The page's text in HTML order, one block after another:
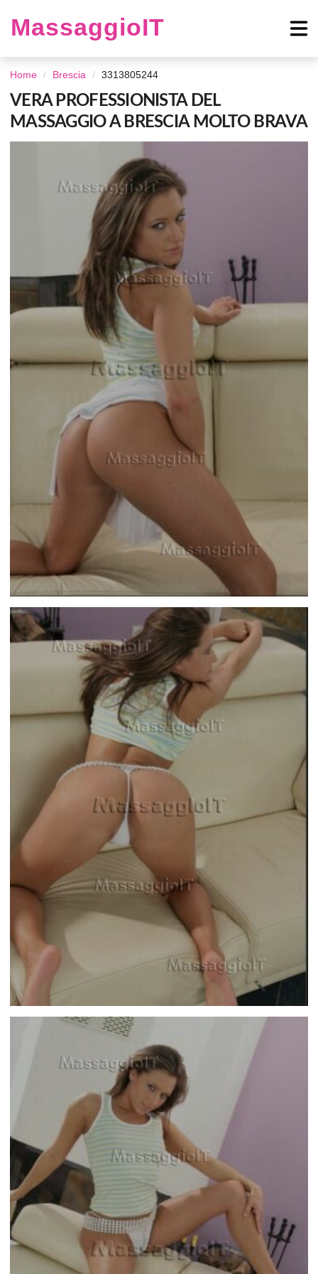
MassaggioIT
Home Brescia 3313805244
VERA PROFESSIONISTA DEL
MASSAGGIO A BRESCIA MOLTO BRAVA